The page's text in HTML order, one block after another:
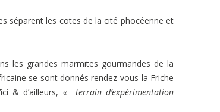
séparent les cotes de la cité phocéenne et
les grandes marmites gourmandes de la
se sont donnés rendez-vous la Friche
& d’ailleurs, «
terrain d’expérimentation